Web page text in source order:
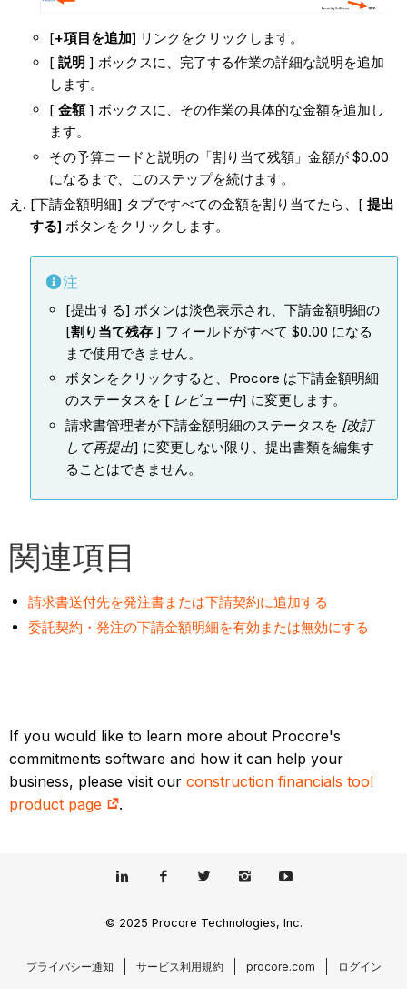
[+項目を追加] リンクをクリックします。
[ 説明 ] ボックスに、完了する作業の詳細な説明を追加
します。
[ 金額] ボックスに、その作業の具体的な金額を追加し
ます。
その予算コードと説明の「割り当て残額」金額が $0.00
になるまで、このステップを続けます。
[下請金額明細] タブですべての金額を割り当てたら、[ 提出
する] ボタンをクリックします。
注
[提出する] ボタンは淡色表示され、下請金額明細の
[割り当て残存] フィールドがすべて $0.00 になる
まで使用できません。
ボタンをクリックすると、Procore は下請金額明細
のステータスを [ レビュー中] に変更します。
請求書管理者が下請金額明細のステータスを [改訂
して再提出] に変更しない限り、提出書類を編集す
ることはできません。
関連項目
請求書送付先を発注書または下請契約に追加する
委託契約・発注の下請金額明細を有効または無効にする
If you would like to learn more about Procore's
commitments software and how it can help your
business, please visit ourconstruction financials tool
product page
.
© 2025 Procore Technologies, Inc.
プライバシー通知 サービス利用規約 procore.com ログイン